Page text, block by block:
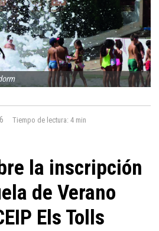
Tiempo de lectura: 4 min
la inscripción
de Verano
Els Tolls